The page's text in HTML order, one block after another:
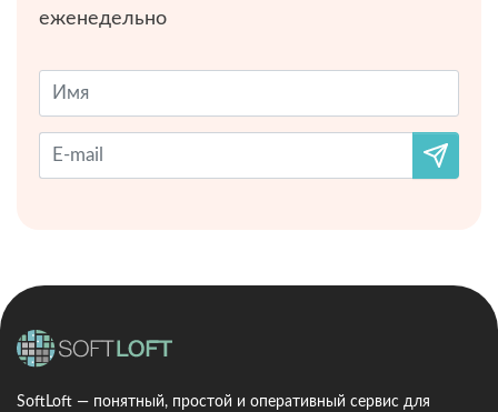
еженедельно
SoftLoft — понятный, простой и оперативный сервис для